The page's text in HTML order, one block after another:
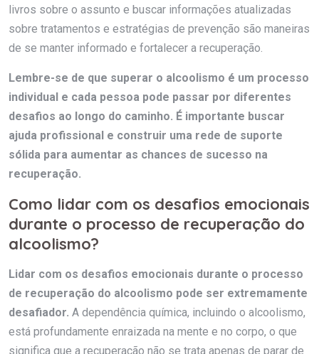
livros sobre o assunto e buscar informações atualizadas
sobre tratamentos e estratégias de prevenção são maneiras
de se manter informado e fortalecer a recuperação.
Lembre-se de que superar o alcoolismo é um processo
individual e cada pessoa pode passar por diferentes
desafios ao longo do caminho. É importante buscar
ajuda profissional e construir uma rede de suporte
sólida para aumentar as chances de sucesso na
recuperação.
Como lidar com os desafios emocionais
durante o processo de recuperação do
alcoolismo?
Lidar com os desafios emocionais durante o processo
de recuperação do alcoolismo pode ser extremamente
desafiador. A dependência química, incluindo o alcoolismo,
está profundamente enraizada na mente e no corpo, o que
significa que a recuperação não se trata apenas de parar de